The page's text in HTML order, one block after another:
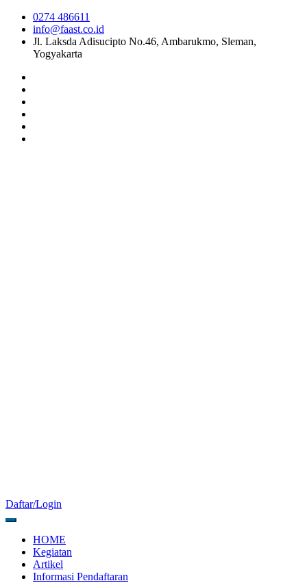
0274 486611
info@faast.co.id
Jl. Laksda Adisucipto No.46, Ambarukmo, Sleman,
Yogyakarta
Daftar/Login
HOME
Kegiatan
Artikel
Informasi Pendaftaran